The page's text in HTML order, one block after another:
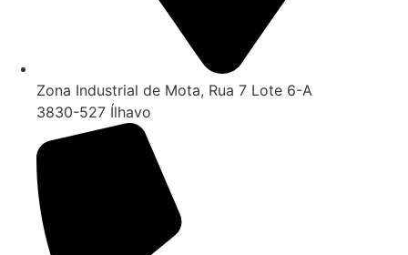
Zona Industrial de Mota, Rua 7 Lote 6-A
3830-527 Ílhavo